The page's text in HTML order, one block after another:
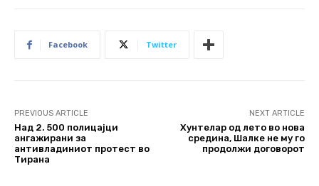
Facebook Twitter
PREVIOUS ARTICLE
Над 2. 500 полицајци
ангажирани за
антивладиниот протест во
Тирана
NEXT ARTICLE
Хунтелар од лето во нова
средина, Шалке не му го
продолжи договорот